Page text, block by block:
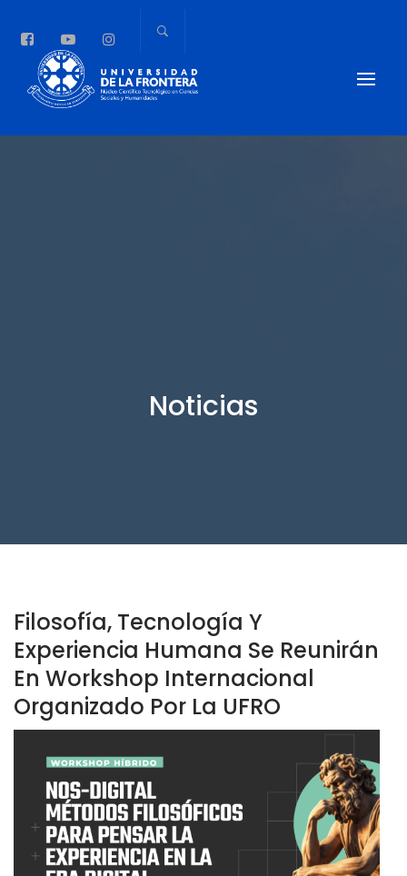
Noticias
Filosofía, Tecnología Y
Experiencia Humana Se Reunirán
En Workshop Internacional
Organizado Por La UFRO